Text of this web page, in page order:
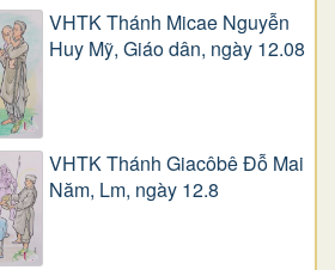
VHTK Thánh Micae Nguyễn
Huy Mỹ, Giáo dân, ngày 12.08
VHTK Thánh Giacôbê Ðỗ Mai
Năm, Lm, ngày 12.8